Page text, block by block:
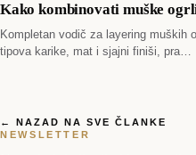
Kako kombinovati muške
Kompletan vodič za layering
tipova karike, mat i sjajni finiši, pra…
← NAZAD NA SVE ČLANKE
NEWSLETTER